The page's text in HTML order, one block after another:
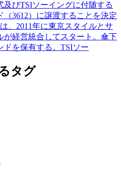
及びTSIソーイングに付随する
3612）に譲渡することを決定
、2011年に東京スタイルとサ
が経営統合してスタート。傘下
ドを保有する。TSIソー
タグ